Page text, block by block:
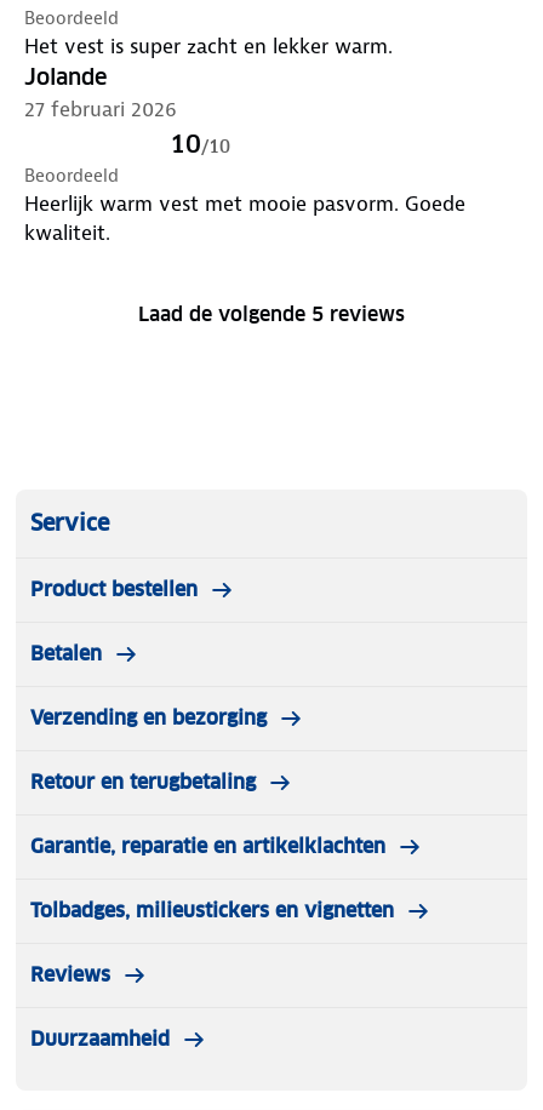
Beoordeeld
Het vest is super zacht en lekker warm.
Jolande
27 februari 2026
10/10
Beoordeeld
Heerlijk warm vest met mooie pasvorm. Goede
kwaliteit.
Laad de volgende 5 reviews
Service
Product bestellen
Betalen
Verzending en bezorging
Retour en terugbetaling
Garantie, reparatie en artikelklachten
Tolbadges, milieustickers en vignetten
Reviews
Duurzaamheid